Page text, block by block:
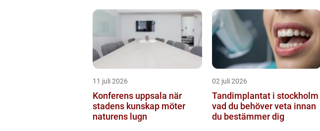
11 juli 2026
Konferens uppsala när
stadens kunskap möter
naturens lugn
02 juli 2026
Tandimplantat i stockholm
vad du behöver veta innan
du bestämmer dig